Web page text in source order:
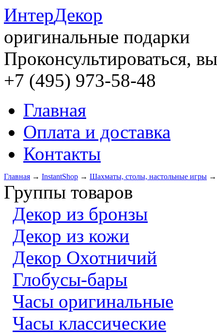
ИнтерДекор
оригинальные подарки
Проконсультироваться,
+7 (495) 973-58-48
Главная
Оплата и доставка
Контакты
Главная → InstantShop → Шахматы, столы, настольные игры
Группы товаров
Декор из бронзы
Декор из кожи
Декор Охотничий
Глобусы-бары
Часы оригинальные
Часы классические